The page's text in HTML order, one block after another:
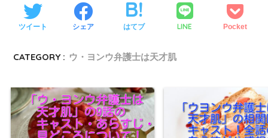
ツイート シェア はてブ LINE Pocket
CATEGORY : ウ・ヨンウ弁護士は天才肌